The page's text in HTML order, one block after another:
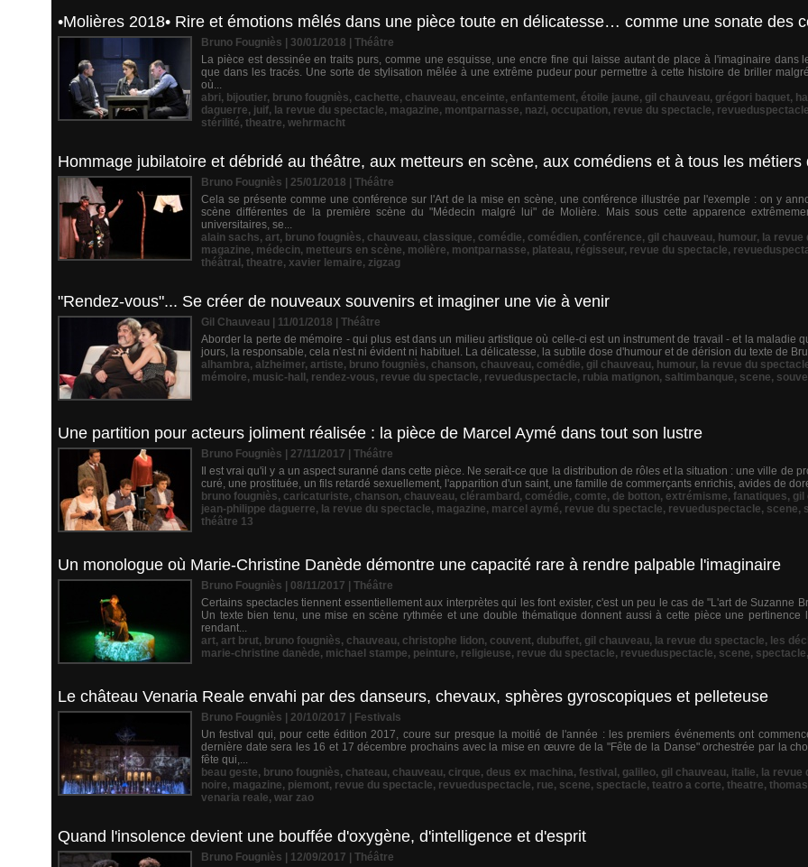
•Molières 2018• Rire et émotions mêlés dans une pièce toute en délicatesse… comme une sonate des
Bruno Fougniès | 30/01/2018
Théâtre
La pièce est dessinée en traits purs, comme une esquisse, une encre fine qui laisse autant de place à l'imaginaire dans
que dans les tracés. Une sorte de stylisation mêlée à une extrême pudeur pour permettre à cette histoire de briller
où...
abri, bijoutier, bruno fougniès, cachette, chauveau, enceinte, enfantement, étoile jaune, gil chauveau, grégori baquet,
daguerre, juif, la revue du spectacle, magazine, montparnasse, nazi, occupation, revue du spectacle, revueduspectacle
stérilité, theatre, wehrmacht
Hommage jubilatoire et débridé au théâtre, aux metteurs en scène, aux comédiens et à tous les métiers
Bruno Fougniès | 25/01/2018
Théâtre
Cela se présente comme une conférence sur l'Art de la mise en scène, une conférence illustrée par l'exemple : on y
scène différentes de la première scène du "Médecin malgré lui" de Molière. Mais sous cette apparence
universitaires, se...
alain sachs, art, bruno fougniès, chauveau, classique, comédie, comédien, conférence, gil chauveau, humour, la revue
magazine, médecin, metteurs en scène, molière, montparnasse, plateau, régisseur, revue du spectacle,
théâtral , theatre, xavier lemaire, zigzag
"Rendez-vous"... Se créer de nouveaux souvenirs et imaginer une vie à venir
Gil Chauveau | 11/01/2018
Théâtre
Aborder la perte de mémoire - qui plus est dans un milieu artistique où celle-ci est un instrument de travail - et la maladie
jours, la responsable, cela n'est ni évident ni habituel. La délicatesse, la subtile dose d'humour et de dérision du texte de
alhambra, alzheimer, artiste, bruno fougniès, chanson, chauveau, comédie, gil chauveau, humour, la revue du
mémoire, music-hall , rendez-vous, revue du spectacle, revueduspectacle, rubia matignon, saltimbanque, scene,
Une partition pour acteurs joliment réalisée : la pièce de Marcel Aymé dans tout son lustre
Bruno Fougniès | 27/11/2017
Théâtre
Il est vrai qu'il y a un aspect suranné dans cette pièce. Ne serait-ce que la distribution de rôles et la situation : une ville de
curé, une prostituée, un fils retardé sexuellement, l'apparition d'un saint, une famille de commerçants enrichis, avides de
bruno fougniès, caricaturiste, chanson, chauveau, clérambard , comédie, comte, de botton, extrémisme, fanatiques, gil
jean-philippe daguerre, la revue du spectacle, magazine, marcel aymé, revue du spectacle, revueduspectacle, scene,
théâtre 13
Un monologue où Marie-Christine Danède démontre une capacité rare à rendre palpable l'imaginaire
Bruno Fougniès | 08/11/2017
Théâtre
Certains spectacles tiennent essentiellement aux interprètes qui les font exister, c'est un peu le cas de "L'art de Suzanne
Un texte bien tenu, une mise en scène rythmée et une double thématique donnent aussi à cette pièce une pertinence
rendant...
art, art brut, bruno fougniès, chauveau, christophe lidon, couvent, dubuffet, gil chauveau, la revue du spectacle, les
marie-christine danède, michael stampe, peinture, religieuse, revue du spectacle, revueduspectacle, scene, spectacle,
Le château Venaria Reale envahi par des danseurs, chevaux, sphères gyroscopiques et pelleteuse
Bruno Fougniès | 20/10/2017
Festivals
Un festival qui, pour cette édition 2017, coure sur presque la moitié de l'année : les premiers événements ont
dernière date sera les 16 et 17 décembre prochains avec la mise en œuvre de la "Fête de la Danse" orchestrée par la
fête qui,...
beau geste, bruno fougniès, chateau, chauveau, cirque, deus ex machina, festival , galileo, gil chauveau, italie, la revue
noire, magazine, piemont, revue du spectacle, revueduspectacle, rue, scene, spectacle, teatro a corte, theatre,
venaria reale, war zao
Quand l'insolence devient une bouffée d'oxygène, d'intelligence et d'esprit
Bruno Fougniès | 12/09/2017
Théâtre